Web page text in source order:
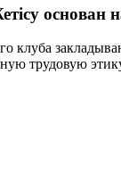
основан
клуба
трудовую